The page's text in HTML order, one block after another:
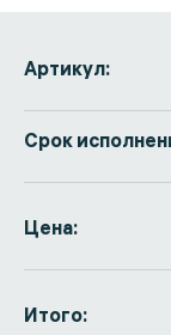
Артикул:
Срок
Цена:
Итого: